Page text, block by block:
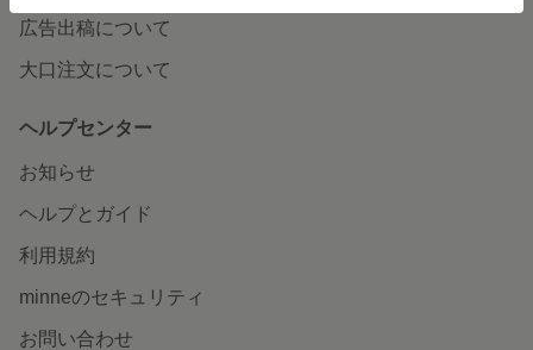
広告出稿について
大口注文について
ヘルプセンター
お知らせ
ヘルプとガイド
利用規約
minneのセキュリティ
お問い合わせ